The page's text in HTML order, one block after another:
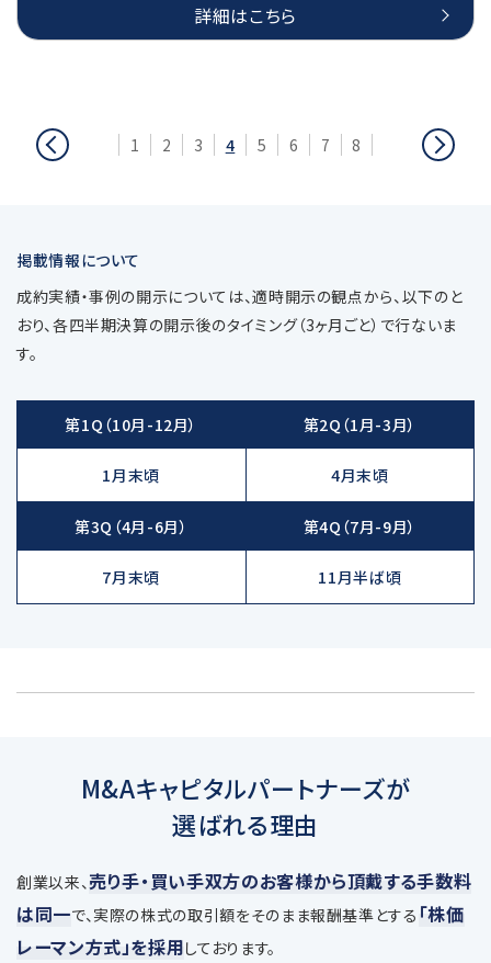
詳細はこちら
前
へ
1 2 3 4 5 6 7 8
次
へ
掲載情報について
成約実績・事例の開示については、適時開示の観点から、以下のと
おり、各四半期決算の開示後のタイミング（3ヶ月ごと）で行ないま
す。
第1Q （10月-12月）
1月末頃
第2Q （1月-3月）
4月末頃
第3Q （4月-6月）
7月末頃
第4Q （7月-9月）
11月半ば頃
M&Aキャピタルパートナーズが
選ばれる理由
創業以来、売り手・買い手双方のお客様から頂戴する手数料
は同一で、実際の株式の取引額をそのまま報酬基準とする 「株価
レーマン方式」を採用しております。